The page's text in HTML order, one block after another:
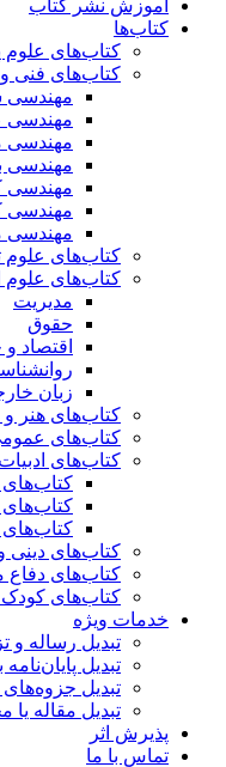
آموزش نشر کتاب
کتاب‌ها
کتاب‌های علوم
کتاب‌های فنی
مهندسی
مهندسی
مهندسی
مهندسی
مهندسی
مهندسی
مهندسی
کتاب‌های
کتاب‌های علوم
مدیریت
حقوق
اقتصاد
زبان
کتاب‌های هنر
کتاب‌های
کتاب‌های
کتاب‌های
کتاب‌های
کتاب‌های دینی
کتاب‌های
کتاب‌های کودک
خدمات ویژه
تبدیل رساله و
تبدیل
تبدیل
تبدیل مقاله یا
پذیرش اثر
تماس با ما